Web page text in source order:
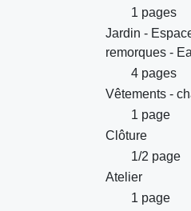
1 pages
Jardin -
remorques -
4 pages
Vêtements -
1 page
Clôture
1/2 page
Atelier
1 page